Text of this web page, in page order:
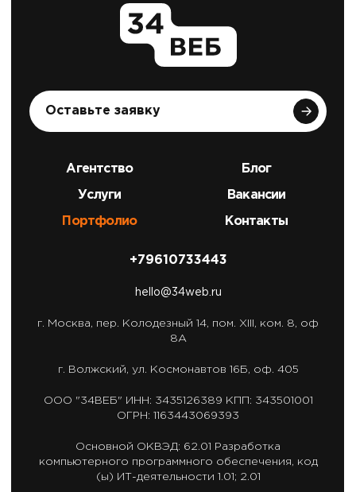
Оставьте заявку
Агентство
Услуги
Портфолио
Блог
Вакансии
Контакты
+79610733443
hello@34web.ru
г. Москва, пер. Колодезный 14, пом. XIII, ком. 8, оф
8А
г. Волжский, ул. Космонавтов 16Б, оф. 405
ООО "34ВЕБ" ИНН: 3435126389 КПП: 343501001
ОГРН: 1163443069393
Основной ОКВЭД: 62.01
Разработка
компьютерного программного обеспечения, код
(ы) ИТ-деятельности 1.01; 2.01